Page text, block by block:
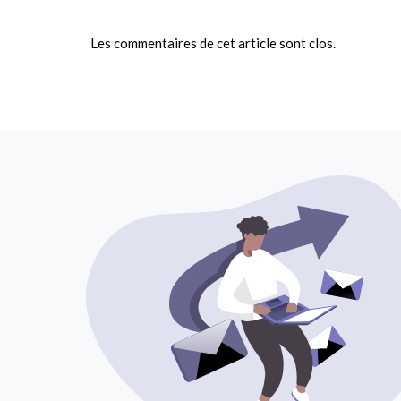
Les commentaires de cet article sont clos.